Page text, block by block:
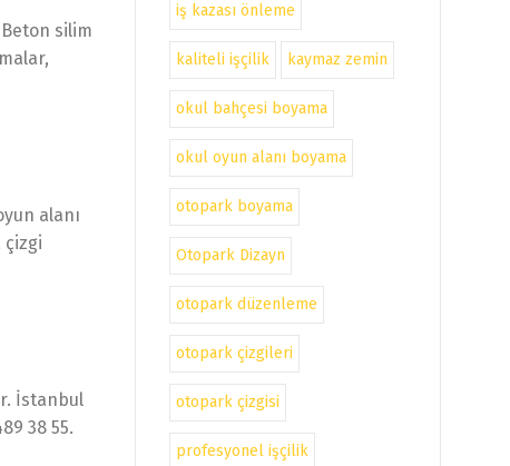
silim
alanı
çizgi
İstanbul
38 55.
iş kazası önleme
kaliteli işçilik kaymaz zemin
okul bahçesi boyama
okul oyun alanı boyama
otopark boyama
Otopark Dizayn
otopark düzenleme
otopark çizgileri
otopark çizgisi
profesyonel işçilik